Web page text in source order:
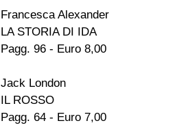
Francesca Alexander
LA STORIA DI IDA
Pagg. 96 - Euro 8,00
Jack London
IL ROSSO
Pagg. 64 - Euro 7,00